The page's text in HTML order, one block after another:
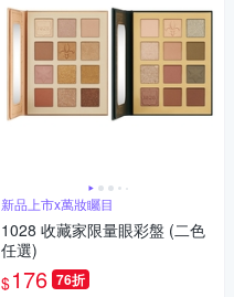
新品上市x萬妝矚目
1028 收藏家限量眼彩盤 (二色
任選)
$176 76折